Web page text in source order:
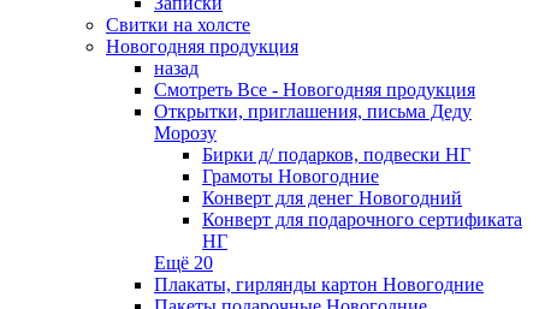
Свитки на холсте
Новогодняя продукция
назад
Смотреть Все - Новогодняя продукция
Открытки, приглашения, письма Деду
Морозу
Бирки д/ подарков, подвески НГ
Грамоты Новогодние
Конверт для денег Новогодний
Конверт для подарочного сертификата
НГ
Ещё 20
Плакаты, гирлянды картон Новогодние